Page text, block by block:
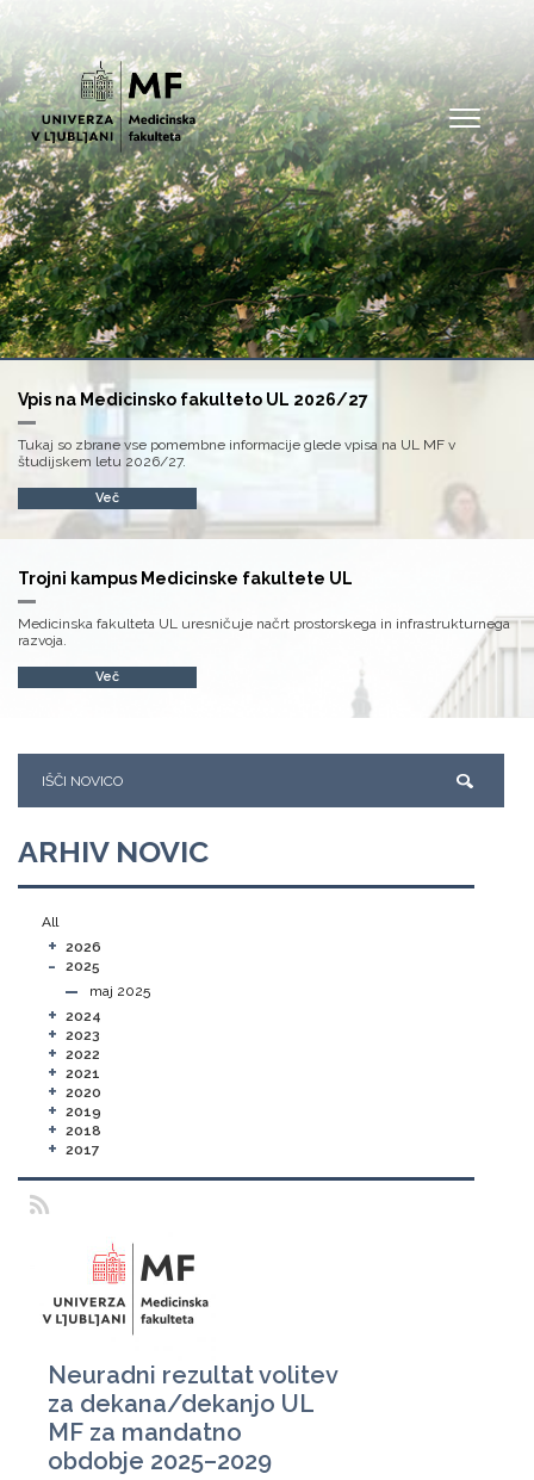
Open
Trojni kampus Medicinske fakultete UL
Medicinska fakulteta UL uresničuje načrt prostorskega in infrastrukturnega
razvoja.
Več
Vpis na Medicinsko fakulteto UL 2026/27
Tukaj so zbrane vse pomembne informacije glede vpisa na UL MF v
študijskem letu 2026/27.
Več
ARHIV NOVIC
All
+ 2026
-
2025
maj 2025
+ 2024
+ 2023
+ 2022
+ 2021
+ 2020
+ 2019
+ 2018
+ 2017
Neuradni rezultat volitev
za dekana/dekanjo UL
MF za mandatno
obdobje 2025–2029